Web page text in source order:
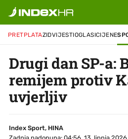
PRETPLATAZIDVIJESTIOGLASICIJENE
Drugi dan SP-a:
remijem protiv
uvjerljiv
Index Sport, HINA